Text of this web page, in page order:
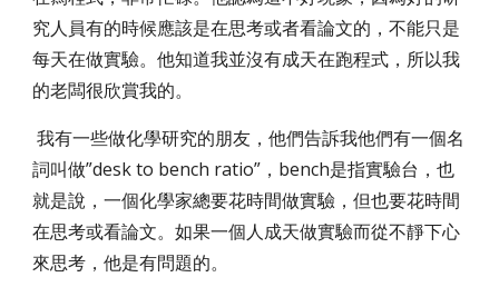
究人員有的時候應該是在思考或者看論文的，不能只是
每天在做實驗。他知道我並沒有成天在跑程式，所以我
的老闆很欣賞我的。
我有一些做化學研究的朋友，他們告訴我他們有一個名
詞叫做”desk to bench ratio”，bench是指實驗台，也
就是說，一個化學家總要花時間做實驗，但也要花時間
在思考或看論文。如果一個人成天做實驗而從不靜下心
來思考，他是有問題的。